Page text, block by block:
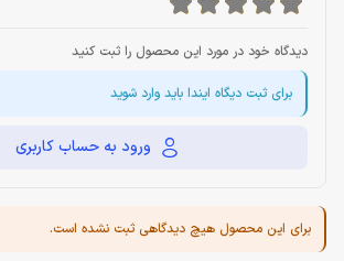
دیدگاه خود در مورد این محصول را ثبت کنید
برای ثبت دیگاه ایندا باید وارد شوید
ورود به حساب کاربری
برای این محصول هیچ دیدگاهی ثبت نشده است.